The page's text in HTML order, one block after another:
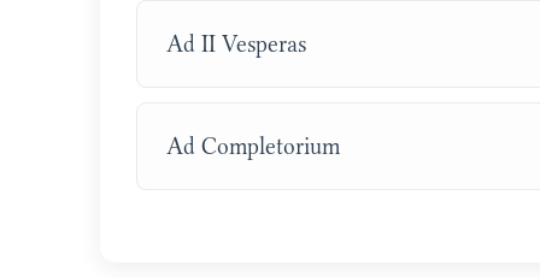
Ad II Vesperas
Ad Completorium